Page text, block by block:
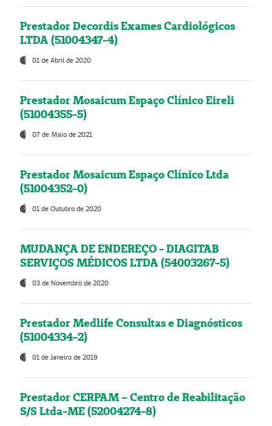
Prestador Decordis Exames Cardiológicos
LTDA (51004347-4)
01 de Abril de 2020
Prestador Mosaicum Espaço Clínico Eireli
(51004355-5)
07 de Maio de 2021
Prestador Mosaicum Espaço Clínico Ltda
(51004352-0)
01 de Outubro de 2020
MUDANÇA DE ENDEREÇO - DIAGITAB
SERVIÇOS MÉDICOS LTDA (54003267-5)
03 de Novembro de 2020
Prestador Medlife Consultas e Diagnósticos
(51004334-2)
01 de Janeiro de 2019
Prestador CERPAM – Centro de Reabilitação
S/S Ltda-ME (52004274-8)